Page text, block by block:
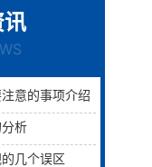
意的事项介绍
析
几个误区